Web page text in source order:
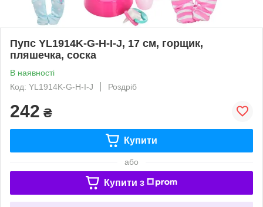
Пупс YL1914K-G-H-I-J, 17 см, горщик,
пляшечка, соска
В наявності
Код: YL1914K-G-H-I-J
Роздріб
242 ₴
Купити
або
Купити з